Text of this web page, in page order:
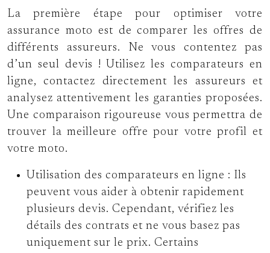
La première étape pour optimiser votre
assurance moto est de comparer les offres de
différents assureurs. Ne vous contentez pas
d’un seul devis ! Utilisez les comparateurs en
ligne, contactez directement les assureurs et
analysez attentivement les garanties proposées.
Une comparaison rigoureuse vous permettra de
trouver la meilleure offre pour votre profil et
votre moto.
Utilisation des comparateurs en ligne : Ils
peuvent vous aider à obtenir rapidement
plusieurs devis. Cependant, vérifiez les
détails des contrats et ne vous basez pas
uniquement sur le prix. Certains